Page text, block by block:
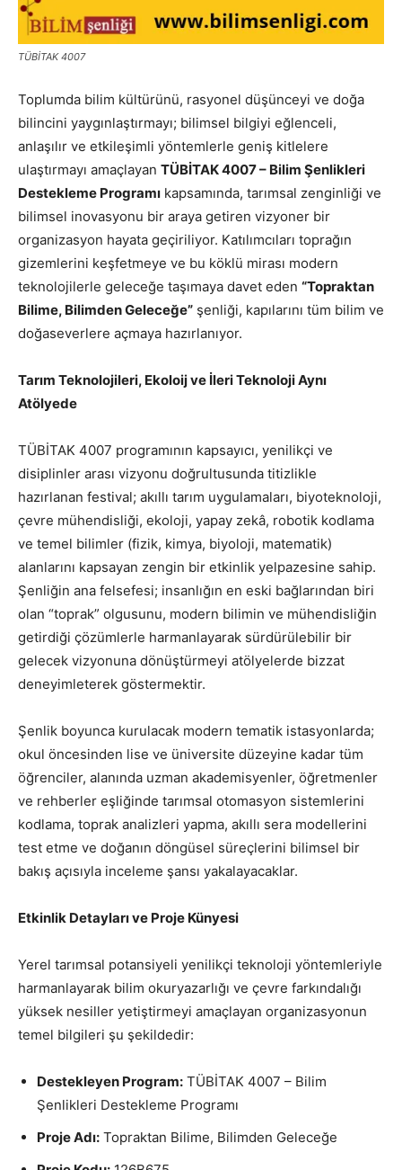
TÜBİTAK 4007
Toplumda bilim kültürünü, rasyonel düşünceyi ve doğa
bilincini yaygınlaştırmayı; bilimsel bilgiyi eğlenceli,
anlaşılır ve etkileşimli yöntemlerle geniş kitlelere
ulaştırmayı amaçlayan TÜBİTAK 4007 – Bilim Şenlikleri
Destekleme Programı kapsamında, tarımsal zenginliği ve
bilimsel inovasyonu bir araya getiren vizyoner bir
organizasyon hayata geçiriliyor. Katılımcıları toprağın
gizemlerini keşfetmeye ve bu köklü mirası modern
teknolojilerle geleceğe taşımaya davet eden “Topraktan
Bilime, Bilimden Geleceğe” şenliği, kapılarını tüm bilim ve
doğaseverlere açmaya hazırlanıyor.
Tarım Teknolojileri, Ekoloij ve İleri Teknoloji Aynı
Atölyede
TÜBİTAK 4007 programının kapsayıcı, yenilikçi ve
disiplinler arası vizyonu doğrultusunda titizlikle
hazırlanan festival; akıllı tarım uygulamaları, biyoteknoloji,
çevre mühendisliği, ekoloji, yapay zekâ, robotik kodlama
ve temel bilimler (fizik, kimya, biyoloji, matematik)
alanlarını kapsayan zengin bir etkinlik yelpazesine sahip.
Şenliğin ana felsefesi; insanlığın en eski bağlarından biri
olan “toprak” olgusunu, modern bilimin ve mühendisliğin
getirdiği çözümlerle harmanlayarak sürdürülebilir bir
gelecek vizyonuna dönüştürmeyi atölyelerde bizzat
deneyimleterek göstermektir.
Şenlik boyunca kurulacak modern tematik istasyonlarda;
okul öncesinden lise ve üniversite düzeyine kadar tüm
öğrenciler, alanında uzman akademisyenler, öğretmenler
ve rehberler eşliğinde tarımsal otomasyon sistemlerini
kodlama, toprak analizleri yapma, akıllı sera modellerini
test etme ve doğanın döngüsel süreçlerini bilimsel bir
bakış açısıyla inceleme şansı yakalayacaklar.
Etkinlik Detayları ve Proje Künyesi
Yerel tarımsal potansiyeli yenilikçi teknoloji yöntemleriyle
harmanlayarak bilim okuryazarlığı ve çevre farkındalığı
yüksek nesiller yetiştirmeyi amaçlayan organizasyonun
temel bilgileri şu şekildedir:
Destekleyen Program: TÜBİTAK 4007 – Bilim
Şenlikleri Destekleme Programı
Proje Adı: Topraktan Bilime, Bilimden Geleceğe